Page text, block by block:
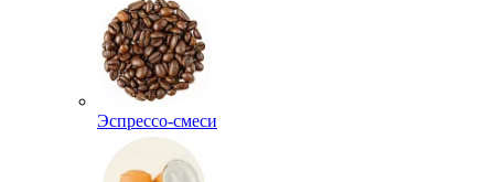
Эспрессо-смеси